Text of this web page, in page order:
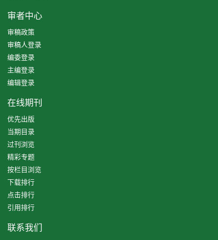
审者中心
审稿政策
审稿人登录
编委登录
主编登录
编辑登录
在线期刊
优先出版
当期目录
过刊浏览
精彩专题
按栏目浏览
下载排行
点击排行
引用排行
联系我们